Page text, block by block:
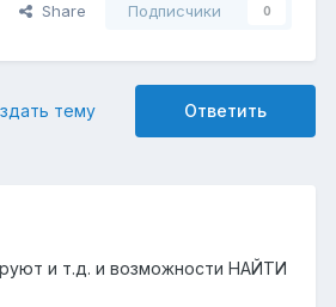
Share Подписчики 0
Ответить
тему
и т.д. и возможности НАЙТИ